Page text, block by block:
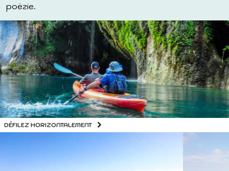
poëzie.
DÉFILEZ HORIZONTALEMENT